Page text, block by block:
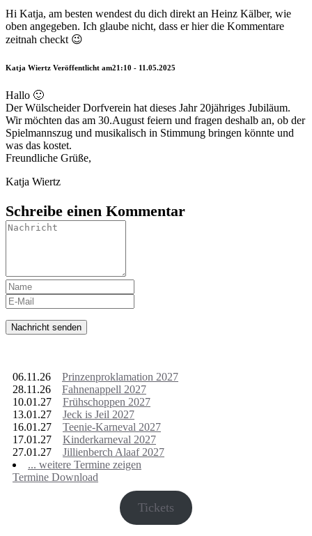
Hi Katja, am besten wendest du dich direkt an Heinz Kälber, wie
oben angegeben. Ich glaube nicht, dass er hier die Kommentare
zeitnah checkt 😉
Katja Wiertz Veröffentlicht am21:10 - 11.05.2025
Hallo 🙂
Der Wülscheider Dorfverein hat dieses Jahr 20jähriges Jubiläum.
Wir möchten das am 30.August feiern und fragen deshalb an, ob der
Spielmannszug und musikalisch in Stimmung bringen könnte und
was das kostet.
Freundliche Grüße,
Katja Wiertz
Schreibe einen Kommentar
06.11.26 Prinzenproklamation 2027
28.11.26 Fahnenappell 2027
10.01.27 Frühschoppen 2027
13.01.27 Jeck is Jeil 2027
16.01.27 Teenie-Karneval 2027
17.01.27 Kinderkarneval 2027
27.01.27 Jillienberch Alaaf 2027
... weitere Termine zeigen
Termine Download
Tickets